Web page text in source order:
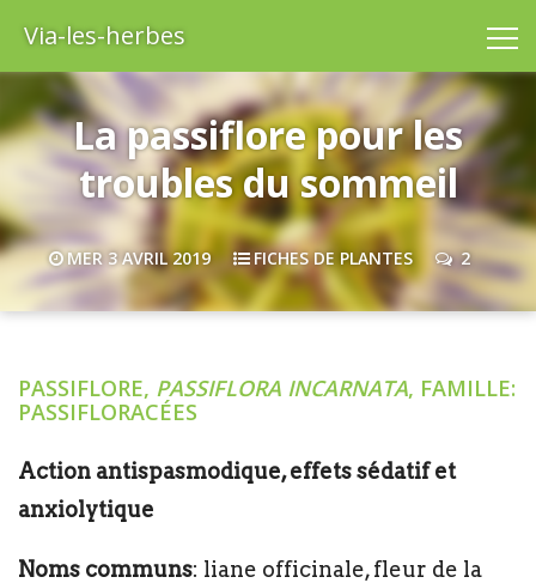
Via-les-herbes
La passiflore pour les
troubles du sommeil
MER 3 AVRIL 2019 FICHES DE PLANTES 2
PASSIFLORE, PASSIFLORA INCARNATA, FAMILLE:
PASSIFLORACÉES
Action antispasmodique, effets sédatif et
anxiolytique
Noms communs: liane officinale, fleur de la